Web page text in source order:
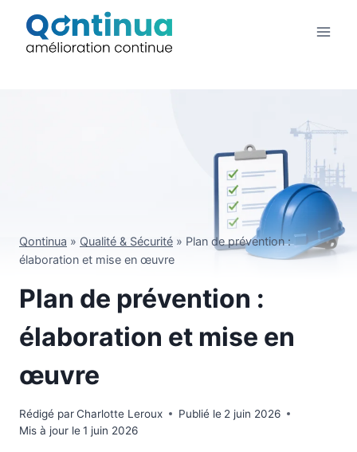
contenu
Qontinua » Qualité & Sécurité » Plan de prévention :
élaboration et mise en œuvre
Plan de prévention :
élaboration et mise en
œuvre
Rédigé parCharlotte Leroux Publié le 2 juin 2026
Mis à jour le1 juin 2026